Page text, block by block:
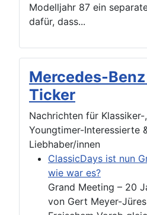
Modelljahr 87 ein
dafür, dass...
Mercedes-
Ticker
Nachrichten für
Youngtimer-Interessierte
Liebhaber/innen
ClassicDays ist nun
wie war es?
Grand Meeting – 20
von Gert Meyer-